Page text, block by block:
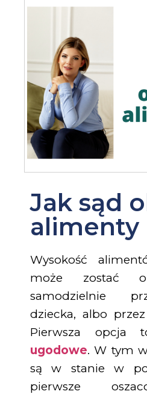
Jak sąd
alimenty
Wysokość
może zostać
samodzielnie
dziecka, albo
Pierwsza opcja
ugodowe. W tym
są w stanie w
pierwsze